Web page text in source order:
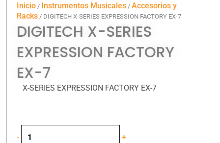
Inicio / Instrumentos Musicales /Accesorios y
Racks / DIGITECH X-SERIES EXPRESSION FACTORY EX-7
DIGITECH X-SERIES
EXPRESSION FACTORY
EX-7
X-SERIES EXPRESSION FACTORY EX-7
- +